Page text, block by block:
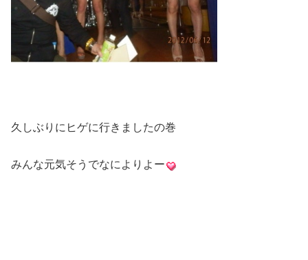
久しぶりにヒゲに行きましたの巻
みんな元気そうでなによりよー